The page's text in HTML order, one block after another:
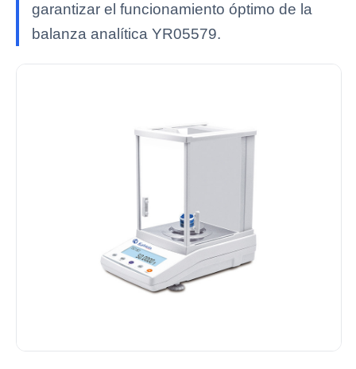
garantizar el funcionamiento óptimo de la
balanza analítica YR05579.